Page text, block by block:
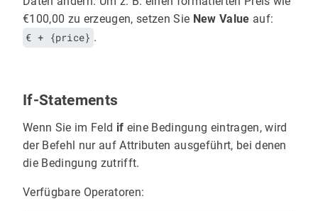
€100,00 zu erzeugen, setzen Sie New Value auf:
€ + {price} .
If-Statements
Wenn Sie im Feld if eine Bedingung eintragen, wird
der Befehl nur auf Attributen ausgeführt, bei denen
die Bedingung zutrifft.
Verfügbare Operatoren: